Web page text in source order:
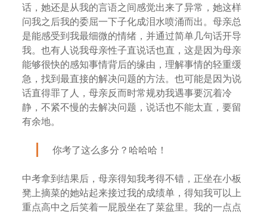
话，她还是从我的言语之间感觉出来了异常，她这样
问我之后我的委屈一下子化成泪水喷涌而出。母亲总
是能感受到我最细微的情绪，并通过简单几句话开导
我。也有人说我母亲性子直说话也直，这是因为母亲
能够很快的感知事情背后的缘由，理解事情的轻重缓
急，找到最直接的解决问题的方法。也可能是因为说
话直得罪了人，母亲反而时常规劝我遇事要沉着冷
静，不紧不慢的去解决问题，说话也不能太直，要留
有余地。
你考了这么多分？哈哈哈！
中考拿到结果后，母亲得知我考得不错，正坐在小板
凳上摘菜的她站起来接过我的成绩单，得知我可以上
重点高中之后笑着一屁股坐在了菜盆里。我的一点点